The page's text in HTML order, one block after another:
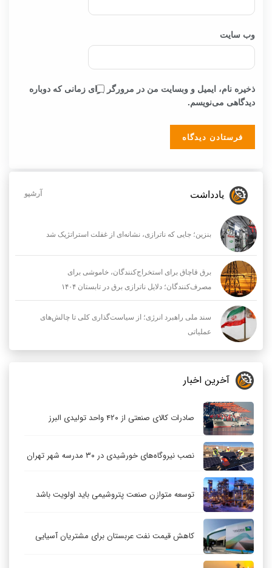
وب‌ سایت
ذخیره نام، ایمیل و وبسایت من در مرورگر برای زمانی که دوباره
دیدگاهی می‌نویسم.
یادداشت آرشیو
بنزین؛ جایی که ناترازی، نشانه‌ای از غفلت استراتژیک شد
برق قاچاق برای استخراج‌کنندگان، خاموشی برای
مصرف‌کنندگان؛ دلایل ناترازی برق در تابستان ۱۴۰۴
سند ملی راهبرد انرژی؛ از سیاست‌گذاری کلی تا چالش‌های
عملیاتی
آخرین اخبار
صادرات کالای صنعتی از ۴۲۰ واحد تولیدی البرز
نصب نیروگاه‌های خورشیدی در ۳۰ مدرسه شهر تهران
توسعه متوازن صنعت پتروشیمی باید اولویت باشد
کاهش قیمت نفت عربستان برای مشتریان آسیایی